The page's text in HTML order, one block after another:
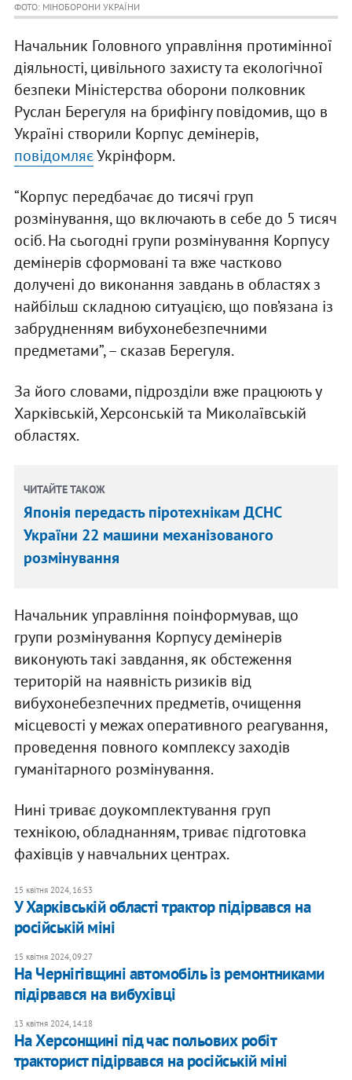
ФОТО: МІНОБОРОНИ УКРАЇНИ
Начальник Головного управління протимінної
діяльності, цивільного захисту та екологічної
безпеки Міністерства оборони полковник
Руслан Берегуля на брифінгу повідомив, що в
Україні створили Корпус демінерів,
повідомляєУкрінформ.
“Корпус передбачає до тисячі груп
розмінування, що включають в себе до 5 тисяч
осіб. На сьогодні групи розмінування Корпусу
демінерів сформовані та вже частково
долучені до виконання завдань в областях з
найбільш складною ситуацією, що пов’язана із
забрудненням вибухонебезпечними
предметами”, – сказав Берегуля.
За його словами, підрозділи вже працюють у
Харківській, Херсонській та Миколаївській
областях.
ЧИТАЙТЕ ТАКОЖ
Японія передасть піротехнікам ДСНС
України 22 машини механізованого
розмінування
Начальник управління поінформував, що
групи розмінування Корпусу демінерів
виконують такі завдання, як обстеження
територій на наявність ризиків від
вибухонебезпечних предметів, очищення
місцевості у межах оперативного реагування,
проведення повного комплексу заходів
гуманітарного розмінування.
Нині триває доукомплектування груп
технікою, обладнанням, триває підготовка
фахівців у навчальних центрах.
15 квітня 2024, 16:53
У Харківській області трактор підірвався на
російській міні
15 квітня 2024, 09:27
На Чернігівщині автомобіль із ремонтниками
підірвався на вибухівці
13 квітня 2024, 14:18
На Херсонщині під час польових робіт
тракторист підірвався на російській міні